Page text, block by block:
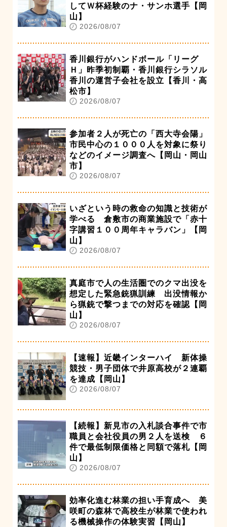
してＷ杯経験のナ・サンホ選手【岡
山】
2026/08/07
香川銀行がハンドボール「リーグ
Ｈ」昨季初制覇・香川銀行シラソル
香川の運営子会社を設立【香川・高
松市】
2026/08/07
参加者２人が死亡の「西大寺会陽」
市民中心の１０００人を対象に祭り
などのイメージ調査へ【岡山・岡山
市】
2026/08/07
いざという時の救命の知識と技術が
学べる 倉敷市の商業施設で「赤十
字講習１００周年キャラバン」【岡
山】
2026/08/07
真庭市で人の生活圏でのクマ出没を
想定した緊急銃猟訓練 出没情報か
ら猟銃で撃つまでの対応を確認【岡
山】
2026/08/07
【速報】近畿インターハイ 新体操
競技・男子団体で井原高校が２連覇
を達成【岡山】
2026/08/07
【続報】新見市の入札談合事件で市
職員と会社役員の男２人を送検 ６
件で最低制限価格と同額で落札【岡
山】
2026/08/07
効率化進む林業の担い手育成へ 美
咲町の森林で高校生が林業で使われ
る機械操作の体験実習【岡山】